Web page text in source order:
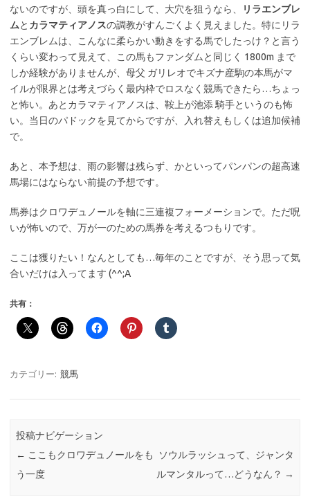
ないのですが、頭を真っ白にして、大穴を狙うなら、
リラエンブレ
ムと カラマティアノスの調教がすんごくよく見えました。特にリラ
エンブレムは、こんなに柔らかい動きをする馬でしたっけ？と言う
くらい変わって見えて、この馬もファンダムと同じく 1800m まで
しか経験がありませんが、母父 ガリレオでキズナ産駒の本馬がマ
イルが限界とは考えづらく最内枠でロスなく競馬できたら…ちょっ
と怖い。あとカラマティアノスは、鞍上が池添 騎手というのも怖
い。当日のパドックを見てからですが、入れ替えもしくは追加候補
で。
あと、本予想は、雨の影響は残らず、かといってパンパンの超高速
馬場にはならない前提の予想です。
馬券はクロワデュノールを軸に三連複フォーメーションで。ただ呪
いが怖いので、万が一のための馬券を考えるつもりです。
ここは獲りたい！なんとしても…毎年のことですが、そう思って気
合いだけは入ってます (^^;A
共有：
カテゴリー: 競馬
投稿ナビゲーション
← ここもクロワデュノールをも
う一度
ソウルラッシュって、ジャンタ
ルマンタルって…どうなん？ →